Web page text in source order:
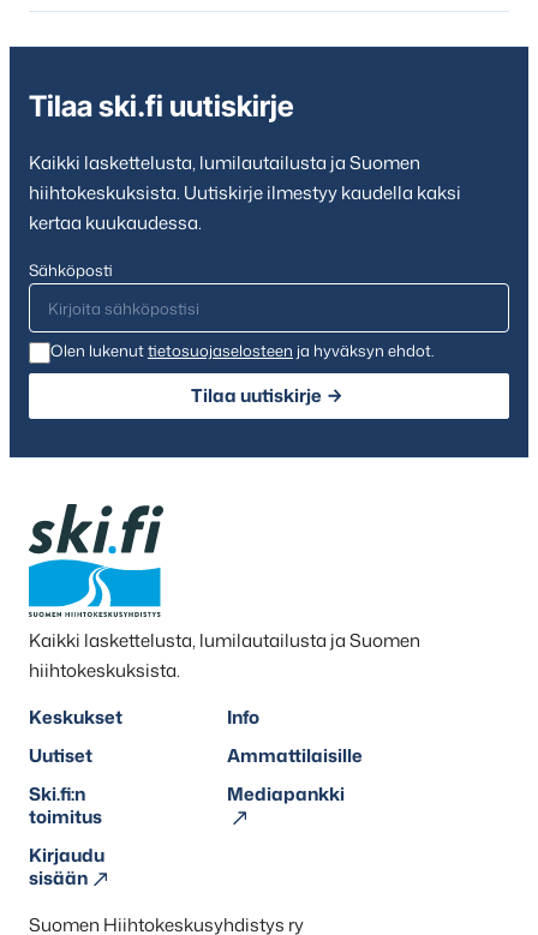
Tilaa ski.fi uutiskirje
Kaikki laskettelusta, lumilautailusta ja Suomen
hiihtokeskuksista. Uutiskirje ilmestyy kaudella kaksi
kertaa kuukaudessa.
Sähköposti
Olen lukenuttietosuojaselosteen ja hyväksyn ehdot.
Tilaa uutiskirje
Kaikki laskettelusta, lumilautailusta ja Suomen
hiihtokeskuksista.
Keskukset
Info
Uutiset
Ammattilaisille
Ski.fi:n
toimitus
Mediapankki
Kirjaudu
sisään
Suomen Hiihtokeskusyhdistys ry